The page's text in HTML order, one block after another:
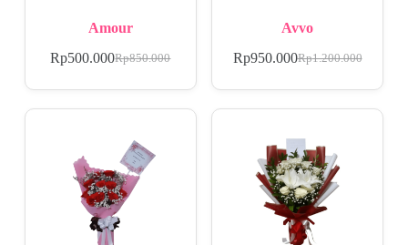
Amour
Rp850.000
Rp500.000
Avvo
Rp1.200.000
Rp950.000